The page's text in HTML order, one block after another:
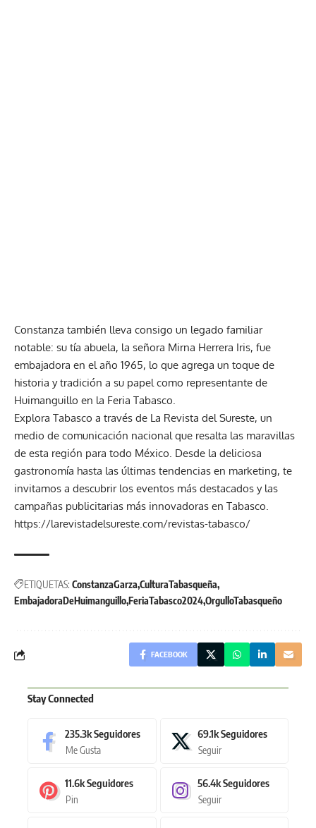
Constanza también lleva consigo un legado familiar
notable: su tía abuela, la señora Mirna Herrera Iris, fue
embajadora en el año 1965, lo que agrega un toque de
historia y tradición a su papel como representante de
Huimanguillo en la Feria Tabasco.
Explora Tabasco a través de La Revista del Sureste, un
medio de comunicación nacional que resalta las maravillas
de esta región para todo México. Desde la deliciosa
gastronomía hasta las últimas tendencias en marketing, te
invitamos a descubrir los eventos más destacados y las
campañas publicitarias más innovadoras en Tabasco.
https://larevistadelsureste.com/revistas-tabasco/
ETIQUETAS: ConstanzaGarza CulturaTabasqueña
EmbajadoraDeHuimanguilloFeriaTabasco2024OrgulloTabasqueño
FACEBOOK
Stay Connected
235.3kSeguidores
Me Gusta
69.1kSeguidores
Seguir
11.6kSeguidores
Pin
56.4kSeguidores
Seguir